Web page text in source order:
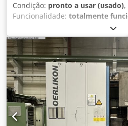
Condição: pronto a usar (usado)
Funcionalidade: totalmente
, peso
60 kg, velocidade de rotação
5 000 kg
, DETALHES TÉCNICOS
Csdpfoxvrzisx Akcerf Diâmetro
280–350 mm Largura do caracol
Velocidade do caracol de
2.300 rpm Velocidade do caracol
(perfilagem): 50–95 rpm Número
Número de dentes, máx.: 600
da circunferência de topo: 360